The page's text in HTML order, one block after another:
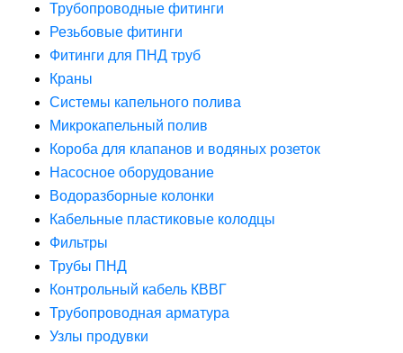
Трубопроводные фитинги
Резьбовые фитинги
Фитинги для ПНД труб
Краны
Системы капельного полива
Микрокапельный полив
Короба для клапанов и водяных розеток
Насосное оборудование
Водоразборные колонки
Кабельные пластиковые колодцы
Фильтры
Трубы ПНД
Контрольный кабель КВВГ
Трубопроводная арматура
Узлы продувки